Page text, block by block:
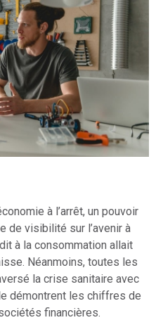
à l’arrêt, un pouvoir
de visibilité sur l’avenir à
à la consommation allait
Néanmoins, toutes les
la crise sanitaire avec
démontrent les chiffres de
financières.